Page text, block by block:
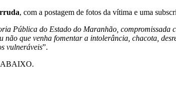
, com a postagem de fotos da vítima e uma
Pública do Estado do Maranhão, compromissada
que venha fomentar a intolerância, chacota,
vulneráveis”.